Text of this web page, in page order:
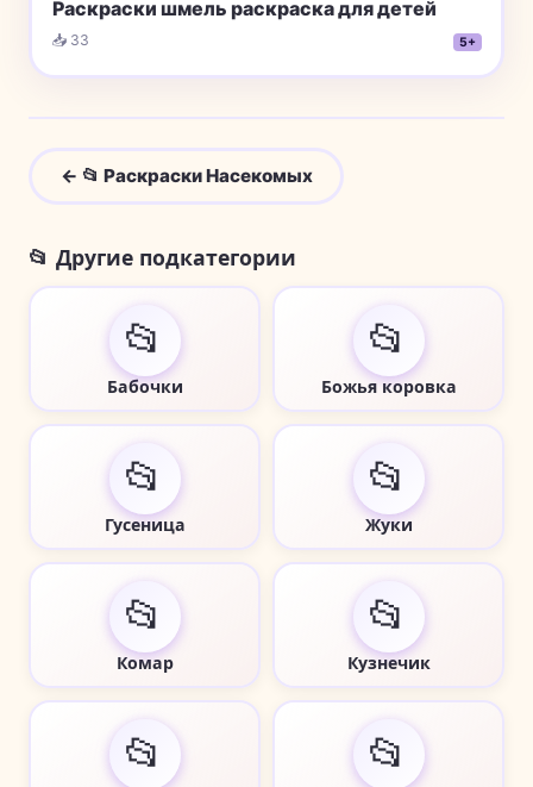
Раскраски шмель раскраска для детей
📥 33 5+
← 📂 Раскраски Насекомых
📂 Другие подкатегории
📂
Бабочки
📂
Божья коровка
📂
Гусеница
📂
Жуки
📂
Комар
📂
Кузнечик
📂 📂